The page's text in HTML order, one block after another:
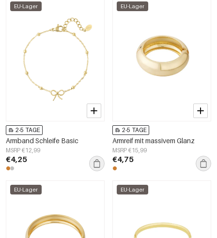
EU-Lager
2-5 TAGE
Armband Schleife Basic
MSRP €12,99
€4,25
EU-Lager
2-5 TAGE
Armreif mit massivem Glanz
MSRP €15,99
€4,75
EU-Lager EU-Lager